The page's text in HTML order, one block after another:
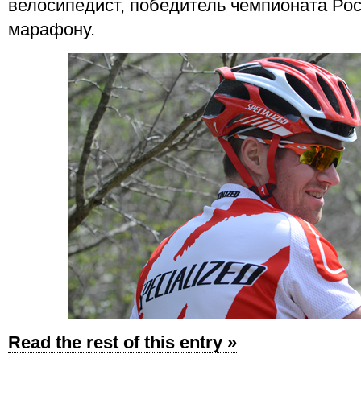
велосипедист, победитель чемпионата
марафону.
Read the rest of this entry »